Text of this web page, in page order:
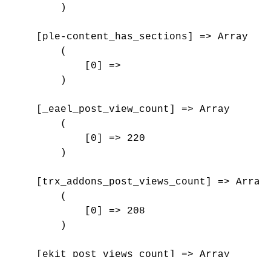
        )
    [ple-content_has_sections] => Array
        (
            [0] =>
        )
    [_eael_post_view_count] => Array
        (
            [0] => 220
        )
    [trx_addons_post_views_count] => Array
        (
            [0] => 208
        )
    [ekit_post_views_count] => Array